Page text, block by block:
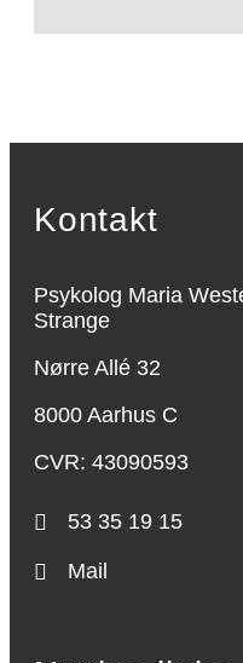
Kontakt
Psykolog Maria
Strange
Nørre Allé 32
8000 Aarhus C
CVR: 43090593
53 35 19 15
Mail